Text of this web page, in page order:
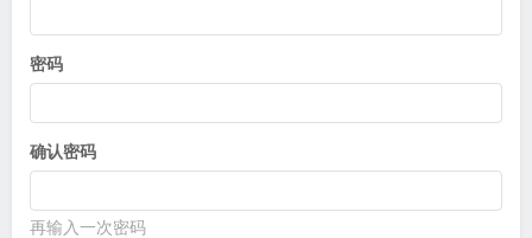
密码
确认密码
再输入一次密码